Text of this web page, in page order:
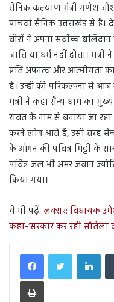
सैनिक कल्याण मंत्री गणेश
पांचवां सैनिक उत्तराखंड से
वीरों ने अपना सर्वोच्च
जाति या धर्म नहीं होता। मंत्री
प्रति अपनत्व और आत्मीयता
हैं। उन्हीं की परिकल्पना से आज
मंत्री ने कहा सैन्य धाम का
रावत के नाम से बनाया जा
करने लोग आते हैं, उसी तरह
के आंगन की पवित्र मिट्टी के
पवित्र जल भी अमर जवान
किया गया।
ये भी पढ़ें: लक्सर: विधायक
कहा-‘सरकार कर रही सौतेला
Print